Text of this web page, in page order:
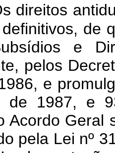
direitos
de
e
pelos
e
de 1987, e
Acordo Geral
pela Lei nº